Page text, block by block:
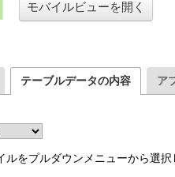
モバイルビューを開く
テーブルデータの内容 ア
をプルダウンメニューから選択